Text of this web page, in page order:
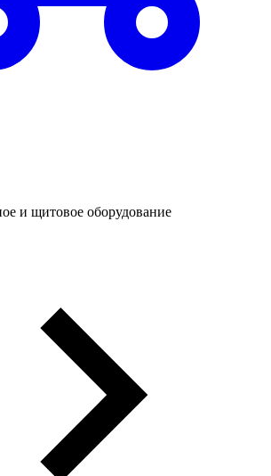
и щитовое оборудование